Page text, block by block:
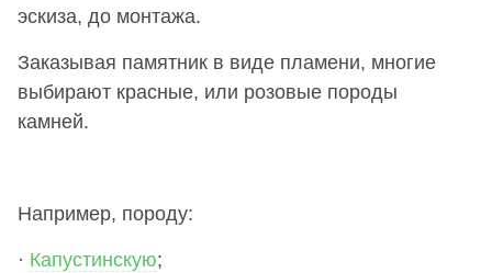
эскиза, до монтажа.
Заказывая памятник в виде пламени, многие
выбирают красные, или розовые породы
камней.
Например, породу:
· Капустинскую;